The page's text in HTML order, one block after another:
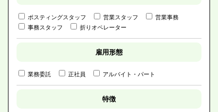
ポスティングスタッフ 営業スタッフ
営業事務
事務スタッフ
折りオペレーター
雇用形態
業務委託 正社員 アルバイト・パート
特徴